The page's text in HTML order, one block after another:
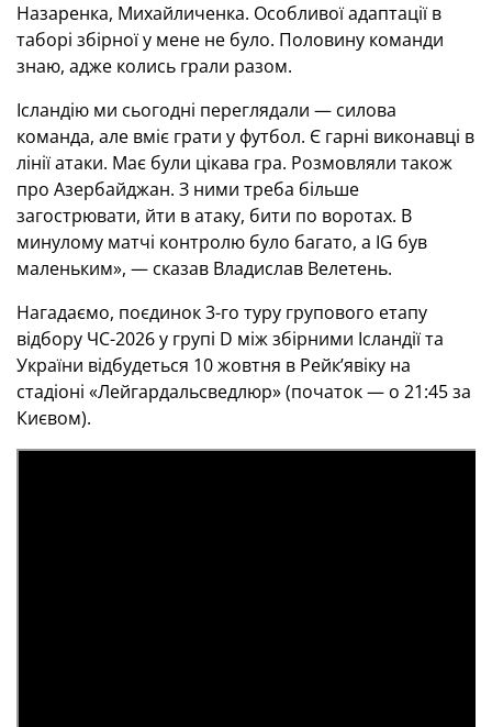
Назаренка, Михайличенка. Особливої адаптації в
таборі збірної у мене не було. Половину команди
знаю, адже колись грали разом.
Ісландію ми сьогодні переглядали — силова
команда, але вміє грати у футбол. Є гарні виконавці в
лінії атаки. Має були цікава гра. Розмовляли також
про Азербайджан. З ними треба більше
загострювати, йти в атаку, бити по воротах. В
минулому матчі контролю було багато, а IG був
маленьким», — сказав Владислав Велетень.
Нагадаємо, поєдинок 3-го туру групового етапу
відбору ЧС-2026 у групі D між збірними Ісландії та
України відбудеться 10 жовтня в Рейк’явіку на
стадіоні «Лейгардальсведлюр» (початок — о 21:45 за
Києвом).